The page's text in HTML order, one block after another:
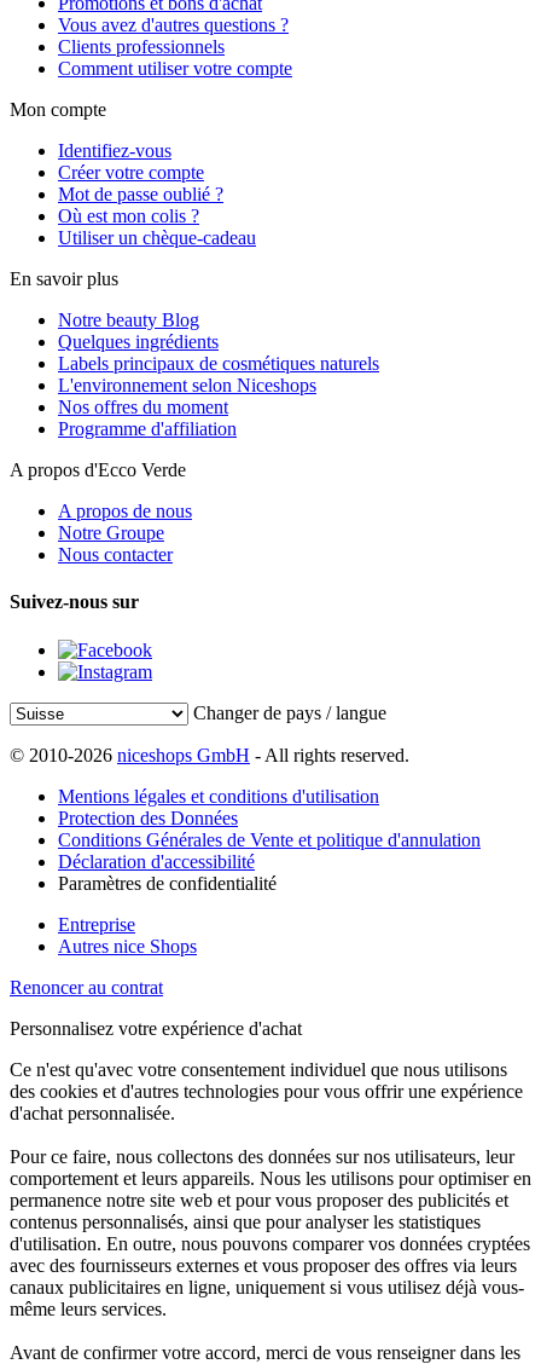
Vous avez d'autres questions ?
Clients professionnels
Comment utiliser votre compte
Mon compte
Identifiez-vous
Créer votre compte
Mot de passe oublié ?
Où est mon colis ?
Utiliser un chèque-cadeau
En savoir plus
Notre beauty Blog
Quelques ingrédients
Labels principaux de cosmétiques naturels
L'environnement selon Niceshops
Nos offres du moment
Programme d'affiliation
A propos d'Ecco Verde
A propos de nous
Notre Groupe
Nous contacter
Suivez-nous sur
Changer de pays / langue
© 2010-2026 niceshops GmbH - All rights reserved.
Mentions légales et conditions d'utilisation
Protection des Données
Conditions Générales de Vente et politique d'annulation
Déclaration d'accessibilité
Paramètres de confidentialité
Entreprise
Autres nice Shops
Renoncer au contrat
Personnalisez votre expérience d'achat
Ce n'est qu'avec votre consentement individuel que nous utilisons
des cookies et d'autres technologies pour vous offrir une expérience
d'achat personnalisée.
Pour ce faire, nous collectons des données sur nos utilisateurs, leur
comportement et leurs appareils. Nous les utilisons pour optimiser en
permanence notre site web et pour vous proposer des publicités et
contenus personnalisés, ainsi que pour analyser les statistiques
d'utilisation. En outre, nous pouvons comparer vos données cryptées
avec des fournisseurs externes et vous proposer des offres via leurs
canaux publicitaires en ligne, uniquement si vous utilisez déjà vous-
même leurs services.
Avant de confirmer votre accord, merci de vous renseigner dans les